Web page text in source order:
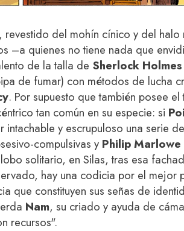
revestido del mohín cínico y del halo
–a quienes no tiene nada que
de la talla de Sherlock Holmes
de fumar) con métodos de lucha
. Por supuesto que también posee
tan común en su especie: si
intachable y escrupuloso una serie de
compulsivas y Philip Marlowe
solitario, en Silas, tras esa
hay una codicia por el mejor
que constituyen sus señas de
Nam, su criado y ayuda de
recursos".